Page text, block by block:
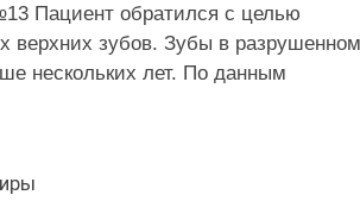
Пациент обратился с целью
верхних зубов. Зубы в разрушенном
нескольких лет. По данным